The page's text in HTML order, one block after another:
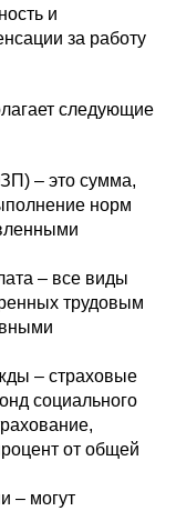
и
за работу
следующие
– это сумма,
норм
– все виды
трудовым
– страховые
социального
от общей
– могут